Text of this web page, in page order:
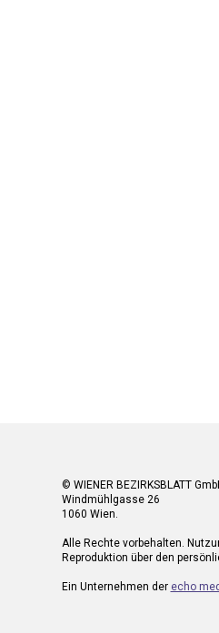
© WIENER BEZIRKSBLATT
Windmühlgasse 26
1060 Wien.
Alle Rechte vorbehalten.
Reproduktion über den
Ein Unternehmen der echo